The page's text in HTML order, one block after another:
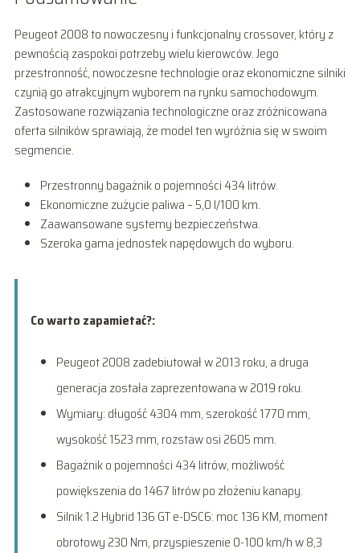
Peugeot 2008 to nowoczesny i funkcjonalny crossover, który z
pewnością zaspokoi potrzeby wielu kierowców. Jego
przestronność, nowoczesne technologie oraz ekonomiczne silniki
czynią go atrakcyjnym wyborem na rynku samochodowym.
Zastosowane rozwiązania technologiczne oraz zróżnicowana
oferta silników sprawiają, że model ten wyróżnia się w swoim
segmencie.
Przestronny bagażnik o pojemności 434 litrów.
Ekonomiczne zużycie paliwa – 5,0 l/100 km.
Zaawansowane systemy bezpieczeństwa.
Szeroka gama jednostek napędowych do wyboru.
Co warto zapamietać?:
Peugeot 2008 zadebiutował w 2013 roku, a druga
generacja została zaprezentowana w 2019 roku.
Wymiary: długość 4304 mm, szerokość 1770 mm,
wysokość 1523 mm, rozstaw osi 2605 mm.
Bagażnik o pojemności 434 litrów, możliwość
powiększenia do 1467 litrów po złożeniu kanapy.
Silnik 1.2 Hybrid 136 GT e-DSC6: moc 136 KM, moment
obrotowy 230 Nm, przyspieszenie 0-100 km/h w 8,3